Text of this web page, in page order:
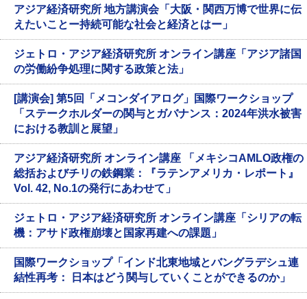
アジア経済研究所 地方講演会「大阪・関西万博で世界に伝
えたいことー持続可能な社会と経済とはー」
ジェトロ・アジア経済研究所 オンライン講座「アジア諸国
の労働紛争処理に関する政策と法」
[講演会] 第5回「メコンダイアログ」国際ワークショップ
「ステークホルダーの関与とガバナンス：2024年洪水被害
における教訓と展望」
アジア経済研究所 オンライン講座 「メキシコAMLO政権の
総括およびチリの鉄鋼業：『ラテンアメリカ・レポート』
Vol. 42, No.1の発行にあわせて」
ジェトロ・アジア経済研究所 オンライン講座「シリアの転
機：アサド政権崩壊と国家再建への課題」
国際ワークショップ「インド北東地域とバングラデシュ連
結性再考： 日本はどう関与していくことができるのか」